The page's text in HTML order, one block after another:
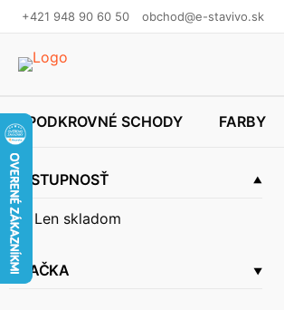
+421 948 90 60 50 obchod@e-stavivo.sk
PODKROVNÉ SCHODY FARBY
DOSTUPNOSŤ
Len skladom
ZNAČKA